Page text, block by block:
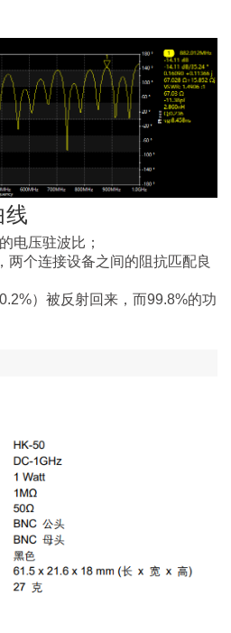
线
电压驻波比；
两个连接设备之间的阻抗匹配良
）被反射回来，而99.8%的功